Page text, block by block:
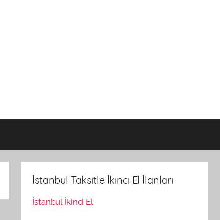
İstanbul Taksitle İkinci El İlanları
İstanbul İkinci El